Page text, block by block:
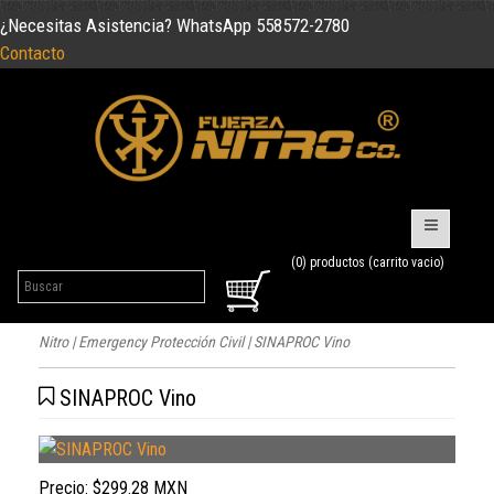
¿Necesitas Asistencia? WhatsApp 558572-2780
Contacto
(0) productos (carrito vacio)
Nitro|Emergency Protección Civil| SINAPROC Vino
SINAPROC Vino
Precio: $299.28 MXN